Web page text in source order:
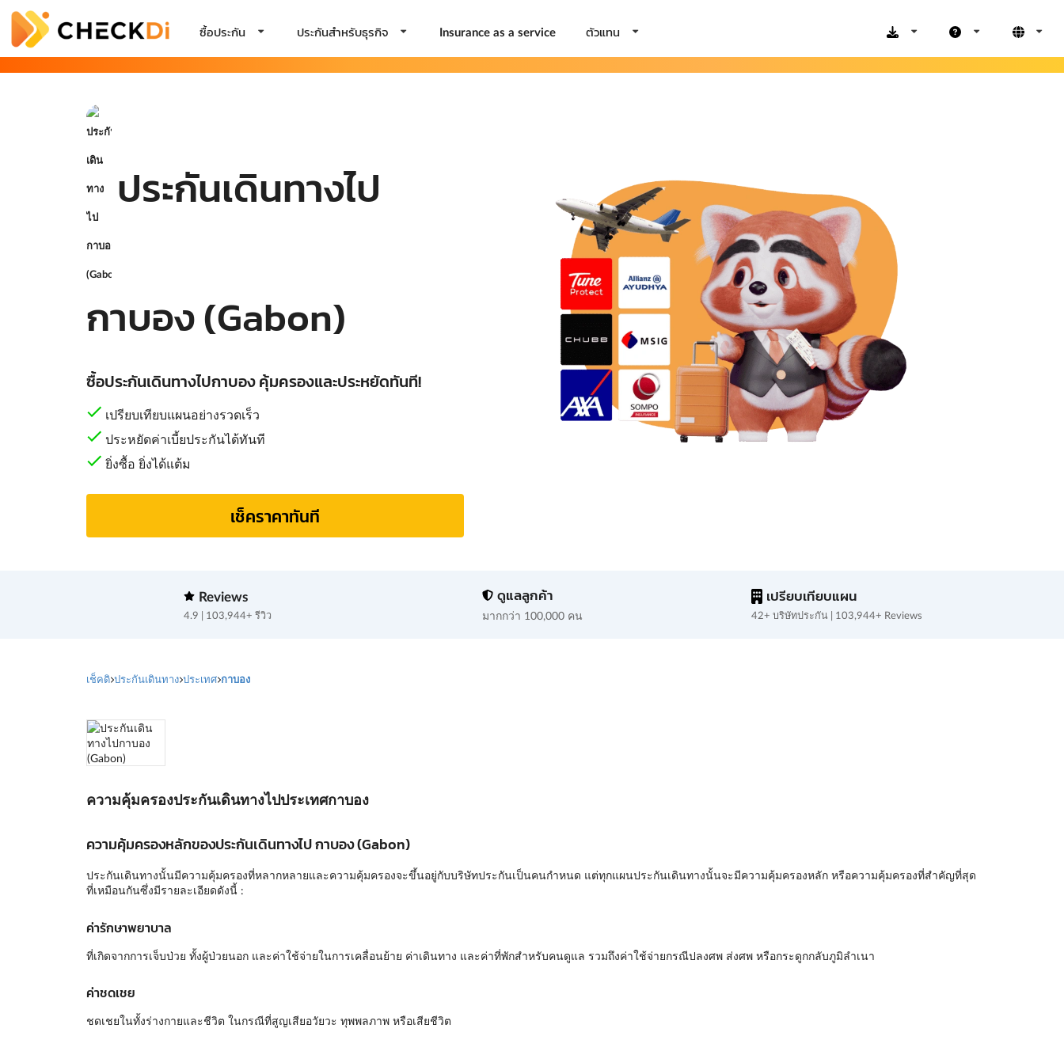
ซื้อประกัน ประกันสำหรับธุรกิจ Insurance as a service ตัวแทน
ประกันเดินทางไป
กาบอง (Gabon)
ซื้อประกันเดินทางไปกาบอง คุ้มครองและประหยัดทันที!
เปรียบเทียบแผนอย่างรวดเร็ว
ประหยัดค่าเบี้ยประกันได้ทันที
ยิ่งซื้อ ยิ่งได้แต้ม
เช็คราคาทันที
Reviews
4.9 | 103,944+ รีวิว
ดูแลลูกค้า
มากกว่า 100,000 คน
เปรียบเทียบแผน
42+ บริษัทประกัน | 103,944+ Reviews
เช็คดิ ประกันเดินทาง ประเทศ กาบอง
ความคุ้มครองประกันเดินทางไปประเทศกาบอง
ความคุ้มครองหลักของประกันเดินทางไป กาบอง (Gabon)
ประกันเดินทางนั้นมีความคุ้มครองที่หลากหลายและความคุ้มครองจะขึ้นอยู่กับบริษัทประกันเป็นคนกำหนด แต่ทุกแผนประกันเดินทางนั้นจะมีความคุ้มครองหลัก หรือความคุ้มครองที่สำคัญที่สุด
ที่เหมือนกันซึ่งมีรายละเอียดดังนี้ :
ค่ารักษาพยาบาล
ที่เกิดจากการเจ็บป่วย ทั้งผู้ป่วยนอก และค่าใช้จ่ายในการเคลื่อนย้าย ค่าเดินทาง และค่าที่พักสำหรับคนดูแล รวมถึงค่าใช้จ่ายกรณีปลงศพ ส่งศพ หรือกระดูกกลับภูมิลำเนา
ค่าชดเชย
ชดเชยในทั้งร่างกายและชีวิต ในกรณีที่สูญเสียอวัยวะ ทุพพลภาพ หรือเสียชีวิต